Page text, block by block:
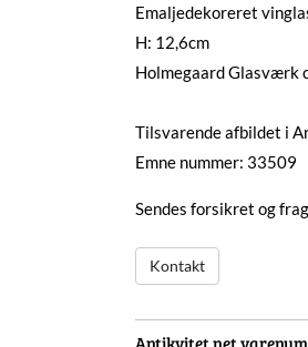
Emaljedekoreret
H: 12,6cm
Holmegaard Glasværk
Tilsvarende afbildet i
Emne nummer: 33509
Sendes forsikret og
Kontakt
Antikvitet.net